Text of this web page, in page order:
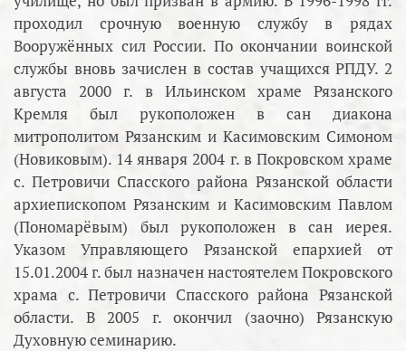
проходил срочную военную службу в рядах
Вооружённых сил России. По окончании воинской
службы вновь зачислен в состав учащихся РПДУ. 2
августа 2000 г. в Ильинском храме Рязанского
Кремля был рукоположен в сан диакона
митрополитом Рязанским и Касимовским Симоном
(Новиковым). 14 января 2004 г. в Покровском храме
с. Петровичи Спасского района Рязанской области
архиепископом Рязанским и Касимовским Павлом
(Пономарёвым) был рукоположен в сан иерея.
Указом Управляющего Рязанской епархией от
15.01.2004 г. был назначен настоятелем Покровского
храма с. Петровичи Спасского района Рязанской
области. В 2005 г. окончил (заочно) Рязанскую
Духовную семинарию.